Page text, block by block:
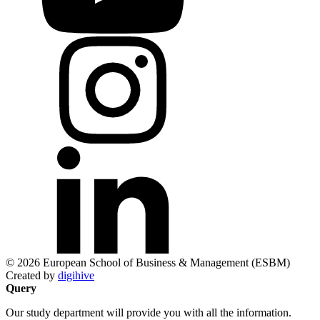
© 2026 European School of Business & Management (ESBM)
Created by digihive
Query
Our study department will provide you with all the information.